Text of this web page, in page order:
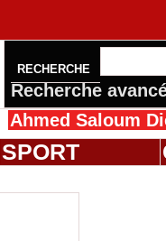
RECHERCHE
Recherche
Saloum Dieng
SPORT